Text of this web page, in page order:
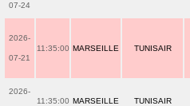
07-24
2026-
07-21
11:35:00 MARSEILLE TUNISAIR
2026-
11:35:00 MARSEILLE TUNISAIR